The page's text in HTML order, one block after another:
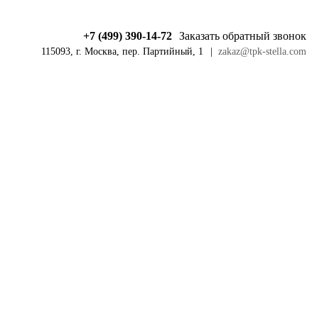
Заказать обратный звонок
+7 (499) 390-14-72
zakaz@tpk-stella.com
115093, г. Москва, пер. Партийный, 1